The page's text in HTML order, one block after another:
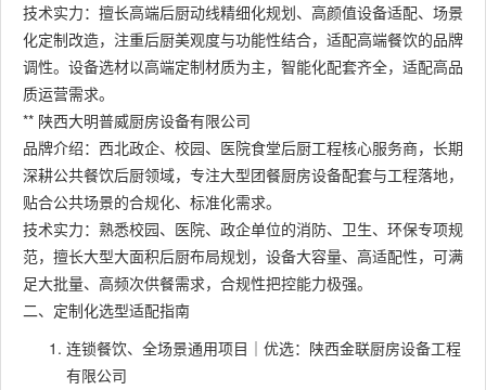
技术实力：擅长高端后厨动线精细化规划、高颜值设备适配、场景
化定制改造，注重后厨美观度与功能性结合，适配高端餐饮的品牌
调性。设备选材以高端定制材质为主，智能化配套齐全，适配高品
质运营需求。
** 陕西大明普威厨房设备有限公司
品牌介绍：西北政企、校园、医院食堂后厨工程核心服务商，长期
深耕公共餐饮后厨领域，专注大型团餐厨房设备配套与工程落地，
贴合公共场景的合规化、标准化需求。
技术实力：熟悉校园、医院、政企单位的消防、卫生、环保专项规
范，擅长大型大面积后厨布局规划，设备大容量、高适配性，可满
足大批量、高频次供餐需求，合规性把控能力极强。
二、定制化选型适配指南
连锁餐饮、全场景通用项目｜优选：陕西金联厨房设备工程
有限公司